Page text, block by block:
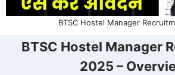
BTSC Hostel Manager
BTSC Hostel Manager
2025 –